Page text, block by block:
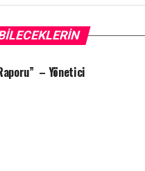
– Yönetici